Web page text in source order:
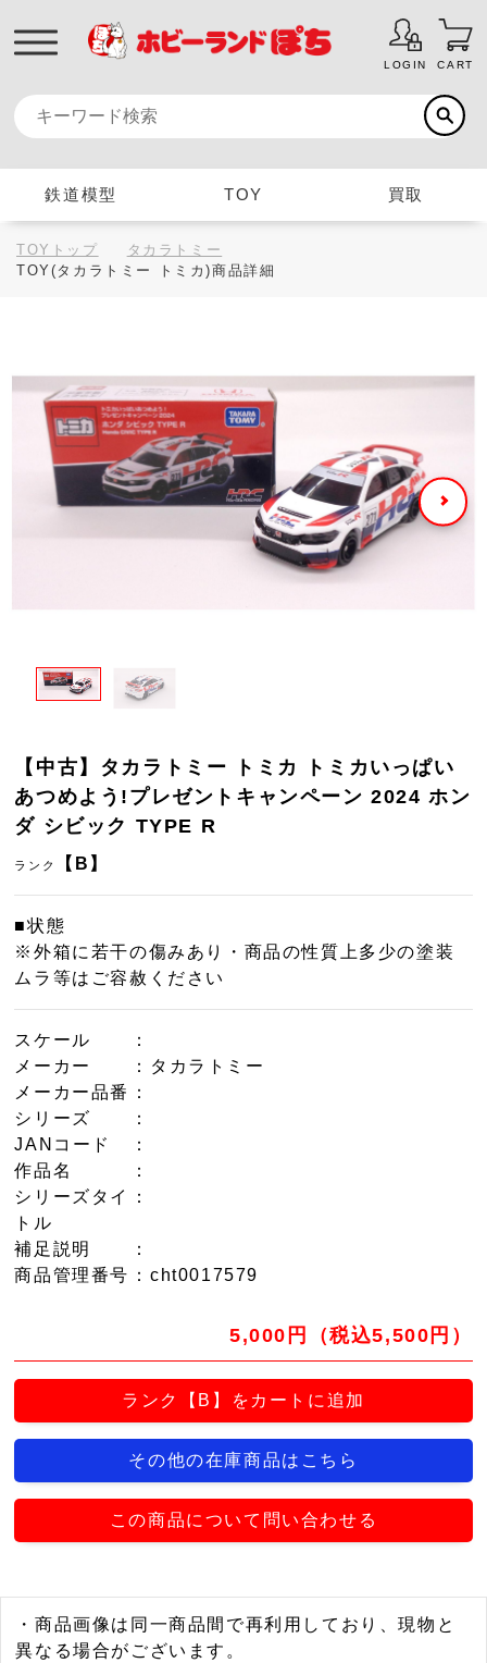
LOGIN CART
鉄道模型 TOY 買取
TOYトップ
タカラトミー
TOY(タカラトミー トミカ)商品詳細
【中古】タカラトミー トミカ トミカいっぱい
あつめよう!プレゼントキャンペーン 2024 ホン
ダ シビック TYPE R
ランク 【B】
■状態
※外箱に若干の傷みあり・商品の性質上多少の塗装
ムラ等はご容赦ください
スケール
：
メーカー
：タカラトミー
メーカー品番
：
シリーズ
：
JANコード
：
作品名
：
シリーズタイ
トル
：
補足説明
：
商品管理番号 ：cht0017579
5,000円（税込5,500円）
ランク【B】をカートに追加
その他の在庫商品はこちら
この商品について問い合わせる
・商品画像は同一商品間で再利用しており、現物と
異なる場合がございます。